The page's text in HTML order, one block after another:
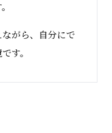
がら、自分にで
す。